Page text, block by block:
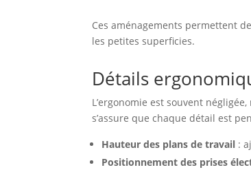
Ces aménagements permettent
les petites superficies.
Détails
L’ergonomie est souvent
s’assure que chaque détail est
Hauteur des plans de travail :
Positionnement des prises